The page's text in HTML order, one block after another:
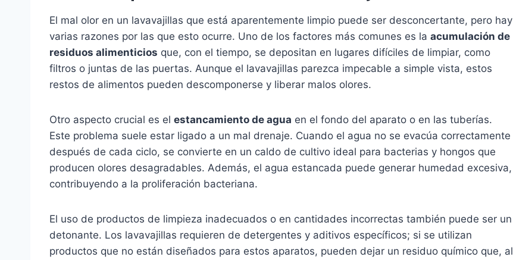
El mal olor en un lavavajillas que está aparentemente limpio puede ser desconcertante, pero hay
varias razones por las que esto ocurre. Uno de los factores más comunes es la acumulación de
residuos alimenticios que, con el tiempo, se depositan en lugares difíciles de limpiar, como
filtros o juntas de las puertas. Aunque el lavavajillas parezca impecable a simple vista, estos
restos de alimentos pueden descomponerse y liberar malos olores.
Otro aspecto crucial es el estancamiento de agua en el fondo del aparato o en las tuberías.
Este problema suele estar ligado a un mal drenaje. Cuando el agua no se evacúa correctamente
después de cada ciclo, se convierte en un caldo de cultivo ideal para bacterias y hongos que
producen olores desagradables. Además, el agua estancada puede generar humedad excesiva,
contribuyendo a la proliferación bacteriana.
El uso de productos de limpieza inadecuados o en cantidades incorrectas también puede ser un
detonante. Los lavavajillas requieren de detergentes y aditivos específicos; si se utilizan
productos que no están diseñados para estos aparatos, pueden dejar un residuo químico que, al